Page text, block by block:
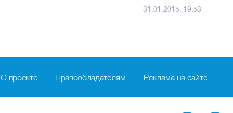
31.01.2015, 19:53
О проекте Правообладателям Реклама на сайте